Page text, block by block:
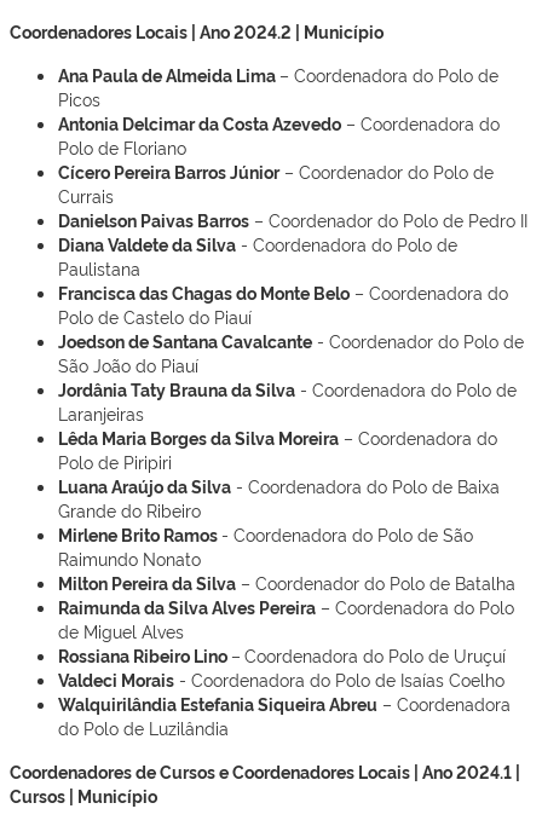
Coordenadores Locais | Ano 2024.2 | Município
Ana Paula de Almeida Lima – Coordenadora do Polo de
Picos
Antonia Delcimar da Costa Azevedo – Coordenadora do
Polo de Floriano
Cícero Pereira Barros Júnior– Coordenador do Polo de
Currais
Danielson Paivas Barros – Coordenador do Polo de Pedro II
Diana Valdete da Silva - Coordenadora do Polo de
Paulistana
Francisca das Chagas do Monte Belo – Coordenadora do
Polo de Castelo do Piauí
Joedson de Santana Cavalcante - Coordenador do Polo de
São João do Piauí
Jordânia Taty Brauna da Silva - Coordenadora do Polo de
Laranjeiras
Lêda Maria Borges da Silva Moreira – Coordenadora do
Polo de Piripiri
Luana Araújo da Silva - Coordenadora do Polo de Baixa
Grande do Ribeiro
Mirlene Brito Ramos - Coordenadora do Polo de São
Raimundo Nonato
Milton Pereira da Silva – Coordenador do Polo de Batalha
Raimunda da Silva Alves Pereira – Coordenadora do Polo
de Miguel Alves
Rossiana Ribeiro Lino – Coordenadora do Polo de Uruçuí
Valdeci Morais - Coordenadora do Polo de Isaías Coelho
Walquirilândia Estefania Siqueira Abreu – Coordenadora
do Polo de Luzilândia
Coordenadores de Cursos e Coordenadores Locais | Ano 2024.1 |
Cursos | Município